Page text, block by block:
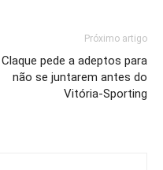
Próximo artigo
Claque pede a adeptos para
não se juntarem antes do
Vitória-Sporting